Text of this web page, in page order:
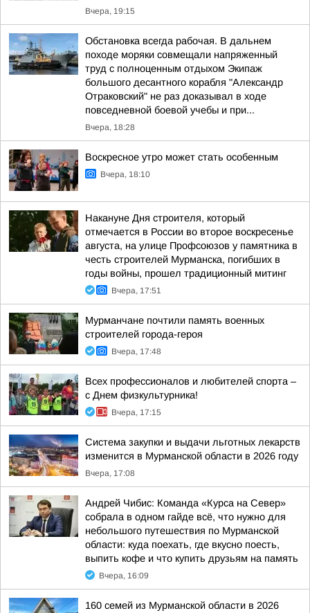
Вчера, 19:15
Обстановка всегда рабочая. В дальнем
походе моряки совмещали напряженный
труд с полноценным отдыхом Экипаж
большого десантного корабля "Александр
Отраковский" не раз доказывал в ходе
повседневной боевой учебы и при...
Вчера, 18:28
Воскресное утро может стать особенным
Вчера, 18:10
Накануне Дня строителя, который
отмечается в России во второе воскресенье
августа, на улице Профсоюзов у памятника в
честь строителей Мурманска, погибших в
годы войны, прошел традиционный митинг
Вчера, 17:51
Мурманчане почтили память военных
строителей города-героя
Вчера, 17:48
Всех профессионалов и любителей спорта –
с Днем физкультурника!
Вчера, 17:15
Система закупки и выдачи льготных лекарств
изменится в Мурманской области в 2026 году
Вчера, 17:08
Андрей Чибис: Команда «Курса на Север»
собрала в одном гайде всё, что нужно для
небольшого путешествия по Мурманской
области: куда поехать, где вкусно поесть,
выпить кофе и что купить друзьям на память
Вчера, 16:09
160 семей из Мурманской области в 2026